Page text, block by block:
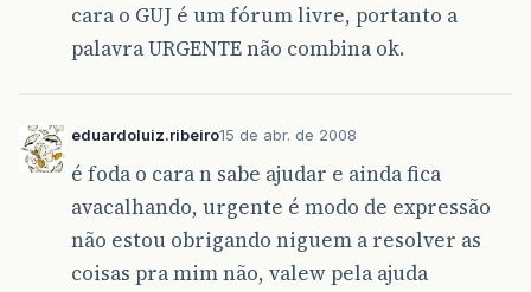
cara o GUJ é um fórum livre, portanto a
palavra URGENTE não combina ok.
eduardoluiz.ribeiro15 de abr. de 2008
é foda o cara n sabe ajudar e ainda fica
avacalhando, urgente é modo de expressão
não estou obrigando niguem a resolver as
coisas pra mim não, valew pela ajuda